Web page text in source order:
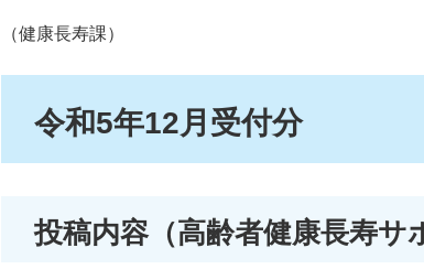
（健康長寿課）
令和5年12月受付分
投稿内容（高齢者健康長寿サ